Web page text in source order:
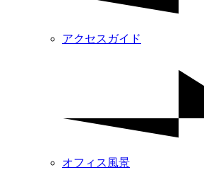
アクセスガイド
オフィス風景